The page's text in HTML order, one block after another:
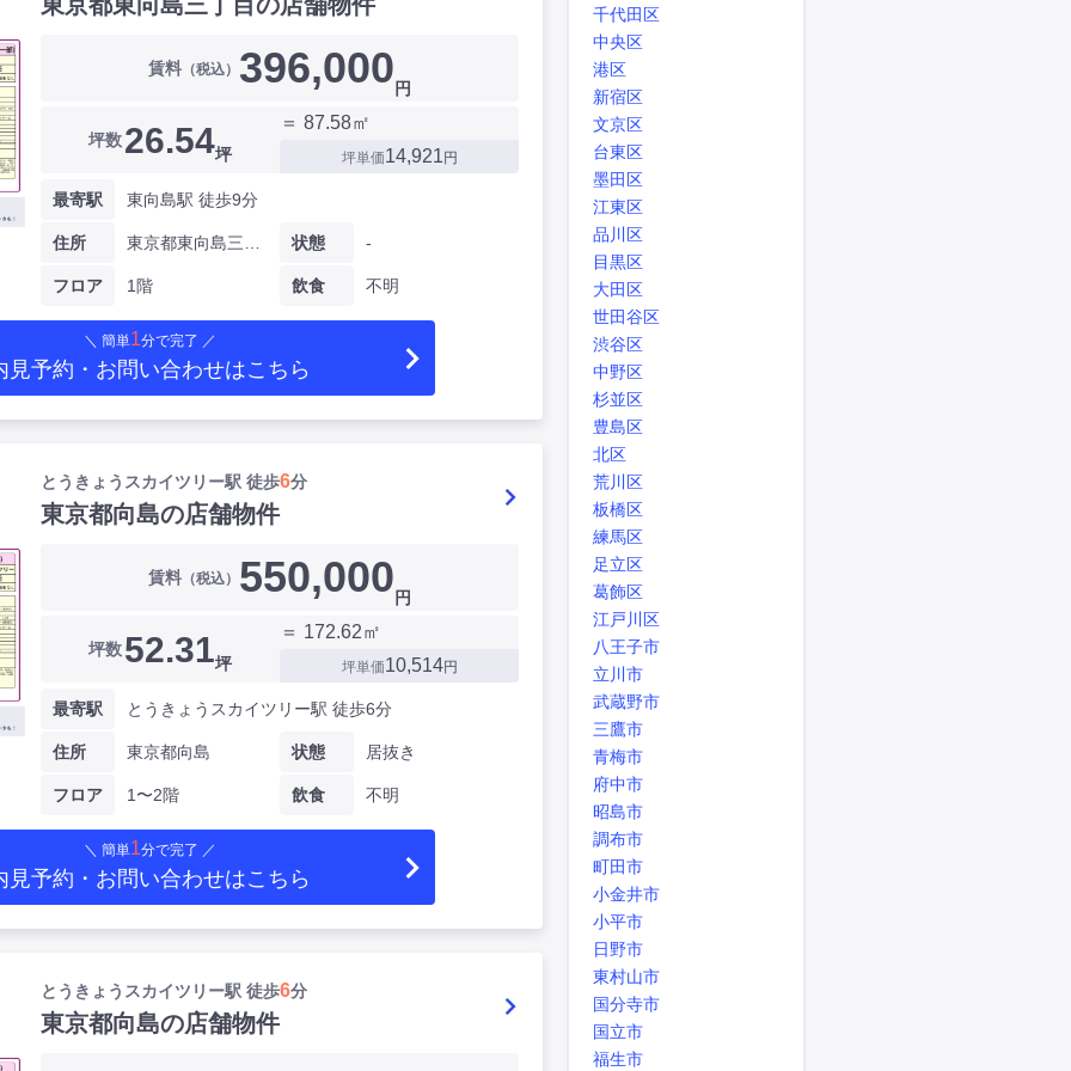
賃料 （税込） 396,000 円
坪数26.54坪
＝ 87.58㎡
坪単価14,921 円
最寄駅 東向島駅 徒歩9分
住所
フロア 1階
状態 -
飲食 不明
＼ 簡単1分で完了 ／
見予約・お問い合わせはこちら
とうきょうスカイツリー駅 徒歩6分
東京都向島の店舗物件
賃料 （税込） 550,000 円
坪数52.31坪
＝ 172.62㎡
坪単価10,514円
最寄駅 とうきょうスカイツリー駅 徒歩6分
住所 東京都向島
フロア 1〜2階
状態 居抜き
飲食 不明
＼ 簡単1分で完了 ／
見予約・お問い合わせはこちら
とうきょうスカイツリー駅 徒歩6分
東京都向島の店舗物件
千代田区
中央区
港区
新宿区
文京区
台東区
墨田区
江東区
品川区
目黒区
大田区
世田谷区
渋谷区
中野区
杉並区
豊島区
北区
荒川区
板橋区
練馬区
足立区
葛飾区
江戸川区
八王子市
立川市
武蔵野市
三鷹市
青梅市
府中市
昭島市
調布市
町田市
小金井市
小平市
日野市
東村山市
国分寺市
国立市
福生市